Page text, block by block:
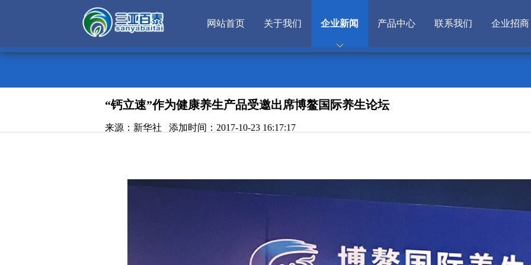
网站首页 关于我们 企业新闻 产品中心 联系我们 企业招商
“钙立速”作为健康养生产品受邀出席博鳌国际养生论坛
来源：新华社 添加时间：2017-10-23 16:17:17